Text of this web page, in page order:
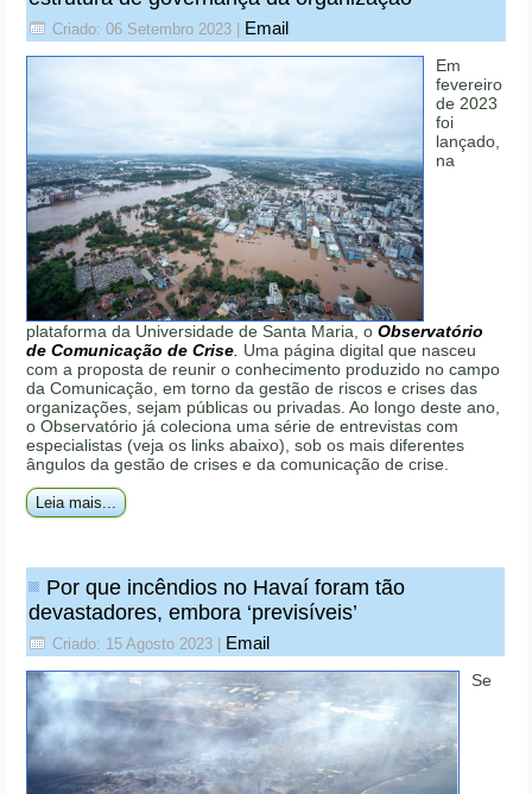
Criado: 06 Setembro 2023 Email
Em
fevereiro
de 2023
foi
lançado,
na
plataforma da Universidade de Santa Maria, oObservatório
de Comunicação de Crise Uma página digital que nasceu
com a proposta de reunir o conhecimento produzido no campo
da Comunicação, em torno da gestão de riscos e crises das
organizações, sejam públicas ou privadas. Ao longo deste ano,
o Observatório já coleciona uma série de entrevistas com
especialistas (veja os links abaixo), sob os mais diferentes
ângulos da gestão de crises e da comunicação de crise.
Leia mais...
Por que incêndios no Havaí foram tão
devastadores, embora ‘previsíveis’
Criado: 15 Agosto 2023 Email
Se